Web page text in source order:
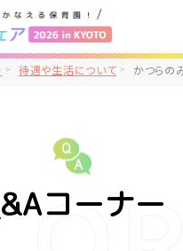
待遇や生活について かつらのみや保育園：残業はあるのです
コーナー